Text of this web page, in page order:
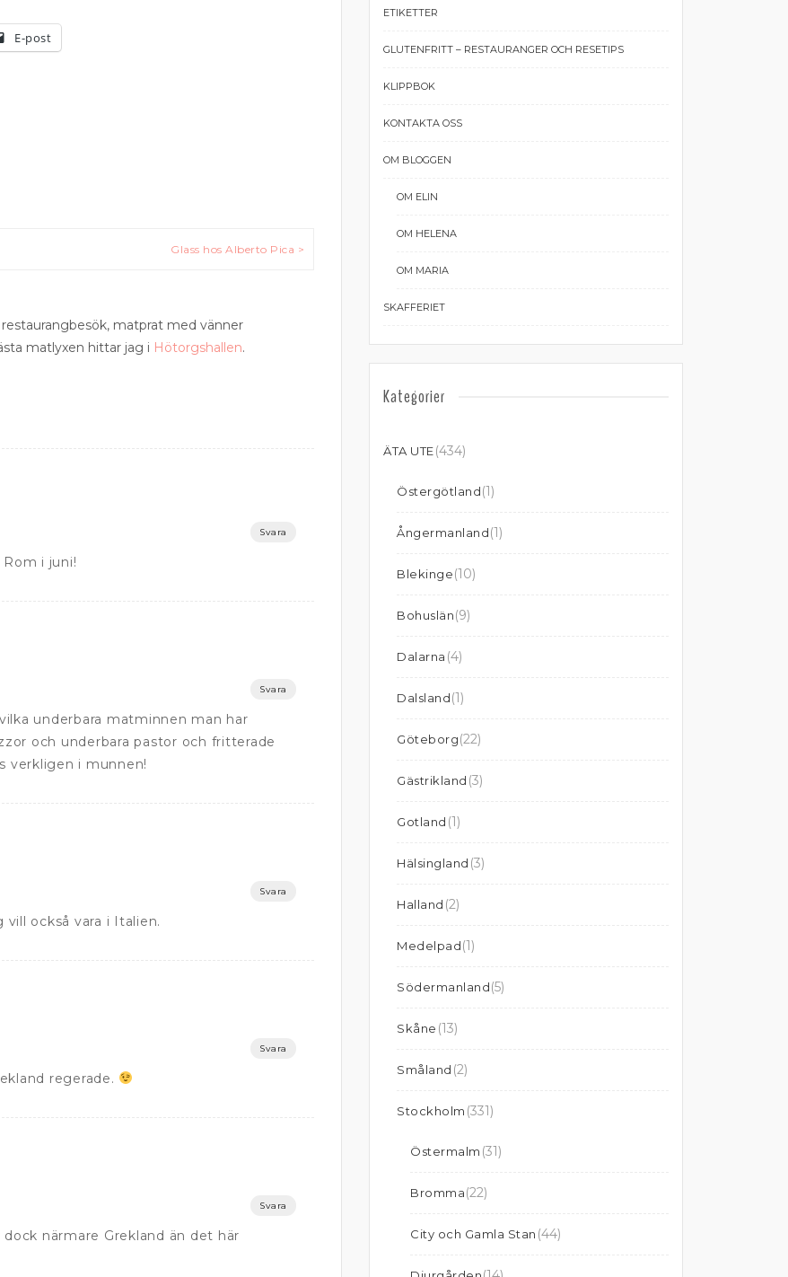
E-post
Glass hos Alberto Pica >
matprat med vänner
matlyxen hittar jag i Hötorgshallen.
Svara
i juni!
Svara
underbara matminnen man har
och underbara pastor och fritterade
verkligen i munnen!
Svara
också vara i Italien.
Svara
regerade.
Svara
närmare Grekland än det här
ETIKETTER
GLUTENFRITT – RESTAURANGER OCH RESETIPS
KLIPPBOK
KONTAKTA OSS
OM BLOGGEN
OM ELIN
OM HELENA
OM MARIA
SKAFFERIET
Kategorier
ÄTA UTE(434)
Östergötland(1)
Ångermanland(1)
Blekinge(10)
Bohuslän(9)
Dalarna (4)
Dalsland(1)
Göteborg(22)
Gästrikland (3)
Gotland (1)
Hälsingland (3)
Halland (2)
Medelpad(1)
Södermanland(5)
Skåne (13)
Småland (2)
Stockholm (331)
Östermalm (31)
Bromma(22)
City och Gamla Stan (44)